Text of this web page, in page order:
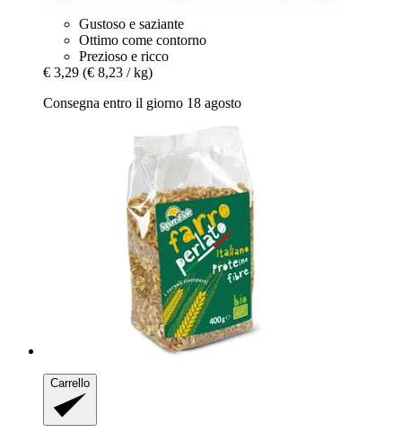
Gustoso e saziante
Ottimo come contorno
Prezioso e ricco
€ 3,29 (€ 8,23 / kg)
Consegna entro il giorno 18 agosto
Carrello